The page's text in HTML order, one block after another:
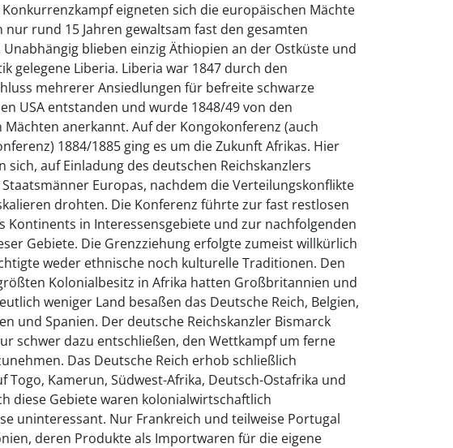
eigneten sich die europäischen Mächte
nur rund 15 Jahren gewaltsam fast den gesamten
blieben einzig Äthiopien an der Ostküste und
gelegene Liberia. Liberia war 1847 durch den
mehrerer Ansiedlungen für befreite schwarze
USA entstanden und wurde 1848/49 von den
Mächten anerkannt. Auf der Kongokonferenz (auch
1884/1885 ging es um die Zukunft Afrikas. Hier
sich, auf Einladung des deutschen Reichskanzlers
Staatsmänner Europas, nachdem die Verteilungskonflikte
drohten. Die Konferenz führte zur fast restlosen
Kontinents in Interessensgebiete und zur nachfolgenden
Gebiete. Die Grenzziehung erfolgte zumeist willkürlich
weder ethnische noch kulturelle Traditionen. Den
Kolonialbesitz in Afrika hatten Großbritannien und
weniger Land besaßen das Deutsche Reich, Belgien,
und Spanien. Der deutsche Reichskanzler Bismarck
schwer dazu entschließen, den Wettkampf um ferne
Das Deutsche Reich erhob schließlich
Togo, Kamerun, Südwest-Afrika, Deutsch-Ostafrika und
diese Gebiete waren kolonialwirtschaftlich
uninteressant. Nur Frankreich und teilweise Portugal
deren Produkte als Importwaren für die eigene